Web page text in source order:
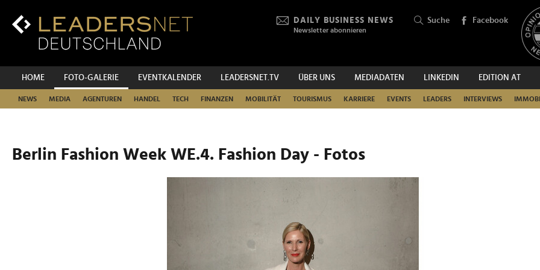
Inhalt
Hauptnavigation
DAILY BUSINESS NEWS
Newsletter abonnieren
Suche Facebook
HOME FOTO-GALERIE EVENTKALENDER LEADERSNET.TV ÜBER UNS MEDIADATEN LINKEDIN EDITION AT
NEWS MEDIA AGENTUREN HANDEL TECH FINANZEN MOBILITÄT TOURISMUS KARRIERE EVENTS LEADERS INTERVIEWS
SUCHEN
Berlin Fashion Week WE.4. Fashion Day - Fotos